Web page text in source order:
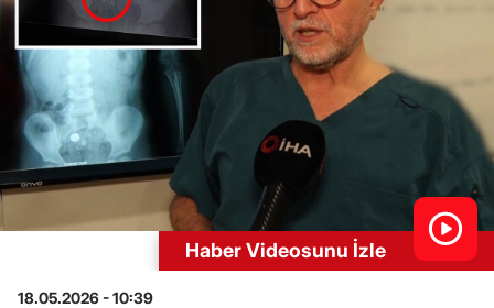
Haber Videosunu İzle
18.05.2026 - 10:39